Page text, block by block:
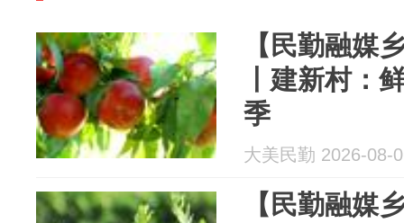
【民勤融媒
丨建新村：
季
大美民勤 2026-08-
【民勤融媒